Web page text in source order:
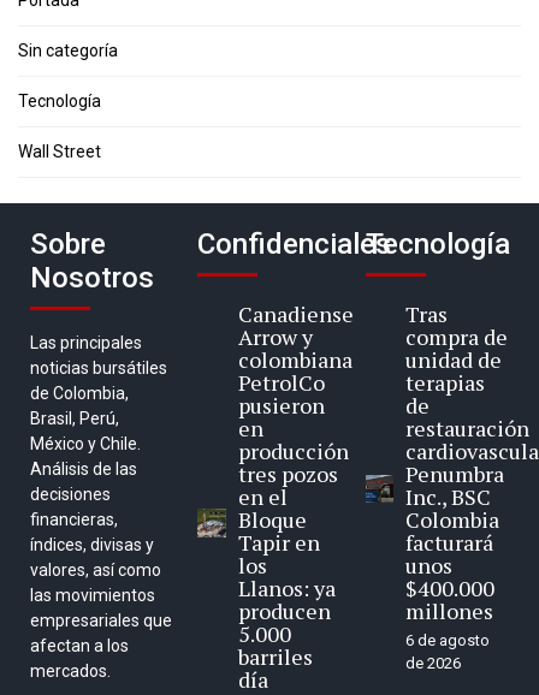
Sin categoría
Tecnología
Wall Street
Sobre
Nosotros
Las principales
noticias bursátiles
de Colombia,
Brasil, Perú,
México y Chile.
Análisis de las
decisiones
financieras,
índices, divisas y
valores, así como
las movimientos
empresariales que
afectan a los
mercados.
Confidenciales
Canadiense
Arrow y
colombiana
PetrolCo
pusieron
en
producción
tres pozos
en el
Bloque
Tapir en
los
Llanos: ya
producen
5.000
barriles
día
Tecnología
Tras
compra de
unidad de
terapias
de
restauración
Penumbra
Inc., BSC
Colombia
facturará
unos
$400.000
millones
6 de agosto
de 2026